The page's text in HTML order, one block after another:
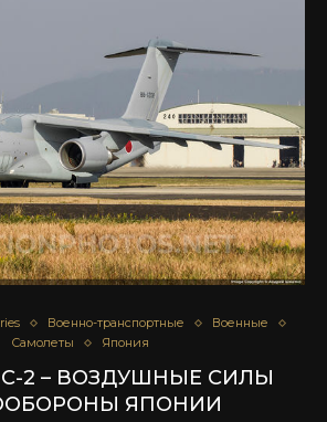
Военно-транспортные
Военные
Самолеты
Япония
C-2 – ВОЗДУШНЫЕ СИЛЫ
ЯПОНИИ